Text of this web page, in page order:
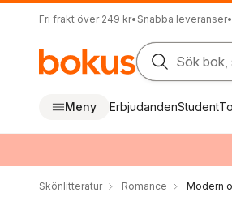
Fri frakt över 249 kr• Snabba leveranser•
Sök bok,
Meny ErbjudandenStudent
Skönlitteratur Romance Modern